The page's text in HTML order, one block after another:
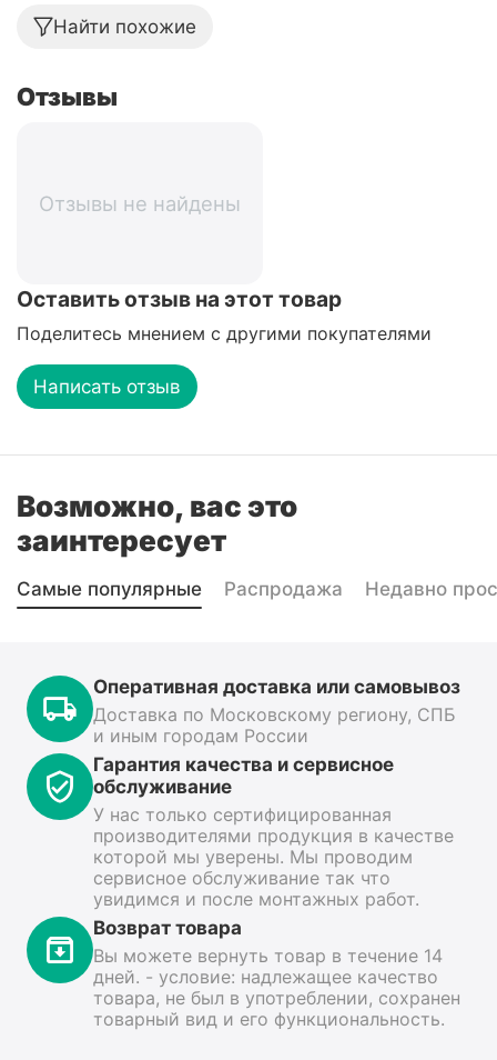
Найти похожие
Отзывы
Отзывы не найдены
Оставить отзыв на этот товар
Поделитесь мнением с другими покупателями
Написать отзыв
Возможно, вас это
заинтересует
Самые популярные Распродажа Недавно
Оперативная доставка или самовывоз
Доставка по Московскому региону, СПБ
и иным городам России
Гарантия качества и сервисное
обслуживание
У нас только сертифицированная
производителями продукция в качестве
которой мы уверены. Мы проводим
сервисное обслуживание так что
увидимся и после монтажных работ.
Возврат товара
Вы можете вернуть товар в течение 14
дней. - условие: надлежащее качество
товара, не был в употреблении, сохранен
товарный вид и его функциональность.